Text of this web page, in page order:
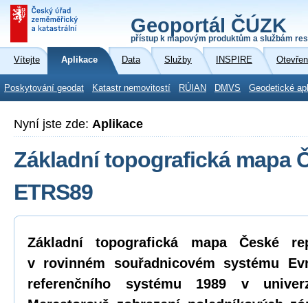
Geoportál ČÚZK
přístup k mapovým produktům a službám
Vítejte Aplikace Data Služby INSPIRE
Poskytování geodat Katastr nemovitostí RÚIAN DMVS Geodetické
Nyní jste zde: Aplikace
Základní topografická mapa
ETRS89
Základní topografická mapa České
v rovinném souřadnicovém systému
referenčního systému 1989 v